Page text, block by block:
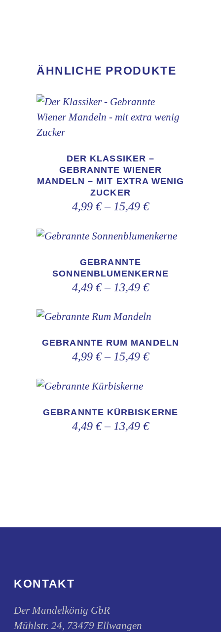
ÄHNLICHE PRODUKTE
Dieses
weist
mehrere
Varianten
auf.
Optionen
auf
der
Produktseite
werden
DER KLASSIKER –
GEBRANNTE WIENER
MANDELN – MIT EXTRA WENIG
ZUCKER
4,99 €– 15,49 €
Dieses
Produkt
weist
mehrere
auf.
Optionen
können
auf
Produktseite
gewählt
GEBRANNTE
SONNENBLUMENKERNE
4,49 €– 13,49 €
Dieses
Produkt
weist
Varianten
Die
Optionen
GEBRANNTE RUM MANDELN
4,99 €– 15,49 €
Dieses
Produkt
weist
auf
GEBRANNTE KÜRBISKERNE
4,49 €– 13,49 €
KONTAKT
Der Mandelkönig GbR
Mühlstr. 24, 73479 Ellwangen